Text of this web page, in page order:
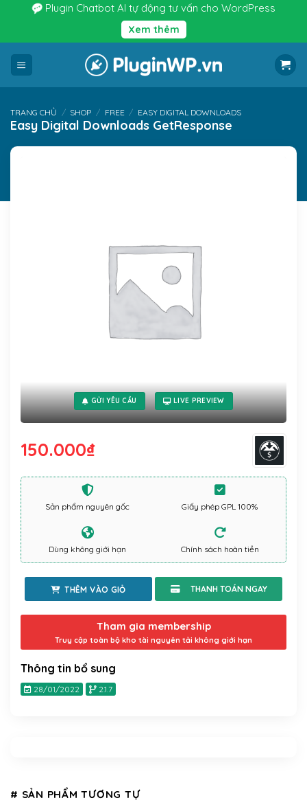
nội
dung
Plugin Chatbot AI tự động tư vấn cho WordPress
Xem thêm
TRANG CHỦ / SHOP / FREE / EASY DIGITAL DOWNLOADS
Easy Digital Downloads GetResponse
GỬI YÊU CẦU LIVE PREVIEW
150.000₫
Sản phẩm nguyên gốc Giấy phép GPL 100%
Dùng không giới hạn Chính sách hoàn tiền
THÊM VÀO GIỎ
Tham gia membership
Truy cập toàn bộ kho tài nguyên tải không giới hạn
Thông tin bổ sung
28/01/2022 2.1.7
# SẢN PHẨM TƯƠNG TỰ